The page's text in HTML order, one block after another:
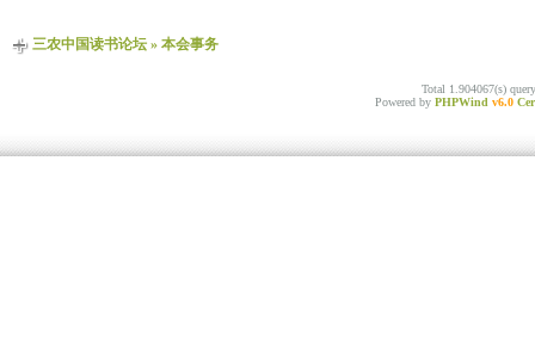
三农中国读书论坛» 本会事务
Total 1.904067(s)
Powered by PHPWind v6.0